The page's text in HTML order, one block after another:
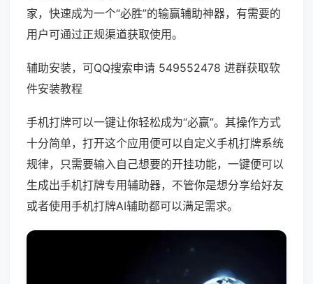
家，快速成为一个“必胜”的输赢辅助神器，有需要的
用户可通过正规渠道获取使用。
辅助安装，可QQ搜索申请 549552478 进群获取软
件安装教程
手机打牌可以一键让你轻松成为“必赢”。其操作方式
十分简单，打开这个应用便可以自定义手机打牌系统
规律，只需要输入自己想要的开挂功能，一键便可以
生成出手机打牌专用辅助器，不管你是想分享给好友
或者使用手机打牌AI辅助都可以满足需求。